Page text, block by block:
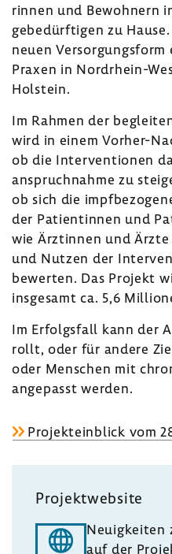
rinnen und Bewoh­nern
ge­be­dürf­tigen zu
neuen
Praxen in Nordrhein-​
Holstein.
Im Rahmen der
wird in einem Vorher-​
ob die Inter­ven­tionen
an­spruch­nahme zu
ob sich die
der Pati­en­tinnen und
wie Ärztinnen und
und Nutzen der
bewerten. Das Projekt
insge­samt ca. 5,6
Im Erfolgs­fall kann der
rollt, oder für andere
oder Menschen mit
ange­passt werden.
Projekt­ein­blick vom
Projekt­web­site
Neuig­keiten
auf der